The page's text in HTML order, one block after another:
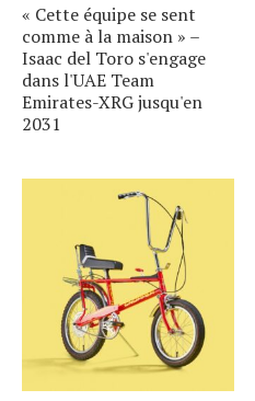
« Cette équipe se sent
comme à la maison » –
Isaac del Toro s'engage
dans l'UAE Team
Emirates-XRG jusqu'en
2031